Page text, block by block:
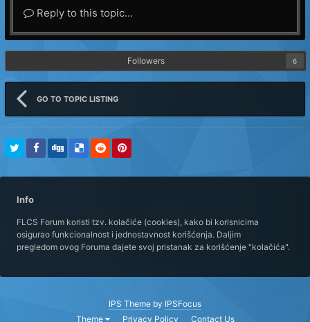
Reply to this topic...
Followers 6
GO TO TOPIC LISTING
Info
FLCS Forum koristi tzv. kolačiće (cookies), kako bi korisnicima
osigurao funkcionalnost i jednostavnost korišćenja. Daljim
pregledom ovog Foruma dajete svoj pristanak za korišćenje "kolačića".
IPS Theme by IPSFocus
Theme
Privacy Policy Contact Us